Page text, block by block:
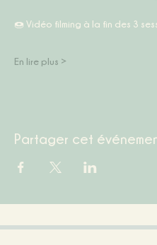
🍩 Vidéo filming à la fin des 3
En lire plus >
Partager cet